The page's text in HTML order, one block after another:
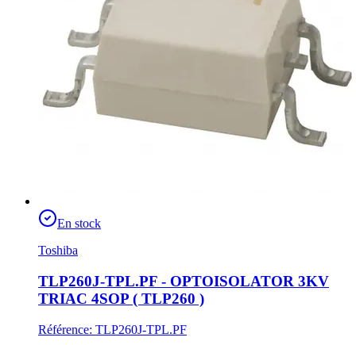
En stock
Toshiba
TLP260J-TPL.PF - OPTOISOLATOR 3KV
TRIAC 4SOP ( TLP260 )
Référence: TLP260J-TPL.PF